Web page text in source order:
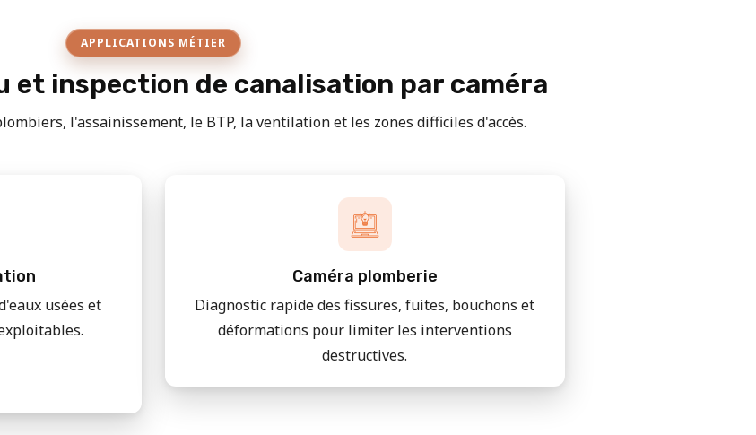
APPLICATIONS MÉTIER
et inspection de canalisation par caméra
l'assainissement, le BTP, la ventilation et les zones difficiles d'accès.
usées et
Caméra plomberie
Diagnostic rapide des fissures, fuites, bouchons et
déformations pour limiter les interventions
destructives.